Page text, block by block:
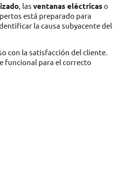
, las ventanas eléctricaso
está preparado para
la causa subyacente del
con la satisfacción del cliente.
funcional para el correcto